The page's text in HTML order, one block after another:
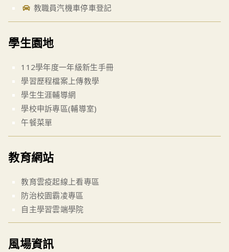
教職員汽機車停車登記
學生園地
112學年度一年級新生手冊
學習歷程檔案上傳教學
學生生涯輔導網
學校申訴專區(輔導室)
午餐菜單
教育網站
教育雲疫起線上看專區
防治校園霸凌專區
自主學習雲端學院
風場資訊